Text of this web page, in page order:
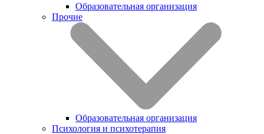
Образовательная организация
Прочие
Образовательная организация
Психология и психотерапия